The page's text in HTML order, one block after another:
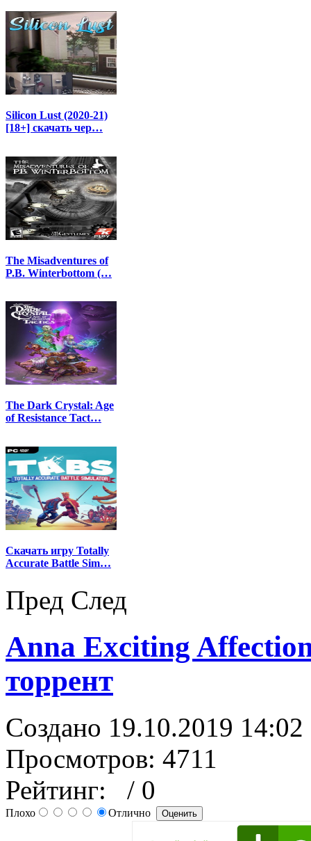
Silicon Lust (2020-21)
[18+] скачать чер…
The Misadventures of
P.B. Winterbottom (…
The Dark Crystal: Age
of Resistance Tact…
Скачать игру Totally
Accurate Battle Sim…
Пред След
Anna Exciting
торрент
Создано 19.10.2019 14:02
Просмотров: 4711
Рейтинг:
/ 0
Плохо Отлично